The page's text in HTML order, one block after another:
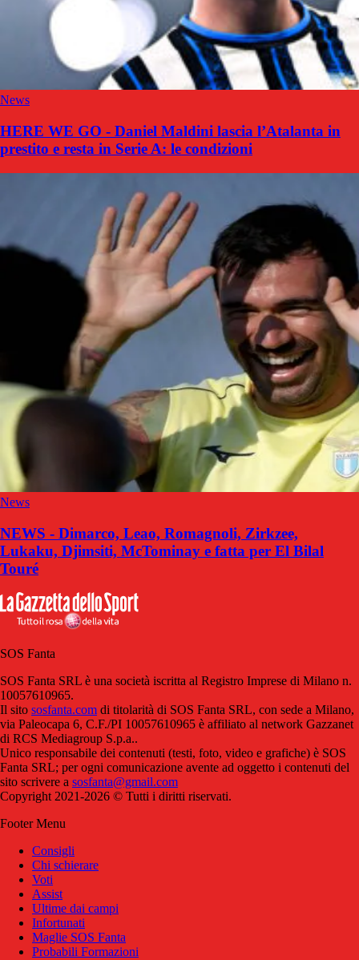
News
HERE WE GO - Daniel Maldini lascia l’Atalanta in
prestito e resta in Serie A: le condizioni
News
NEWS - Dimarco, Leao, Romagnoli, Zirkzee,
Lukaku, Djimsiti, McTominay e fatta per El Bilal
Touré
SOS Fanta
SOS Fanta SRL è una società iscritta al Registro Imprese di Milano n.
10057610965.
Il sito sosfanta.com di titolarità di SOS Fanta SRL, con sede a Milano,
via Paleocapa 6, C.F./PI 10057610965 è affiliato al network Gazzanet
di RCS Mediagroup S.p.a..
Unico responsabile dei contenuti (testi, foto, video e grafiche) è SOS
Fanta SRL; per ogni comunicazione avente ad oggetto i contenuti del
sito scrivere a sosfanta@gmail.com
Copyright 2021-2026 © Tutti i diritti riservati.
Footer Menu
Consigli
Chi schierare
Voti
Assist
Ultime dai campi
Infortunati
Maglie SOS Fanta
Probabili Formazioni